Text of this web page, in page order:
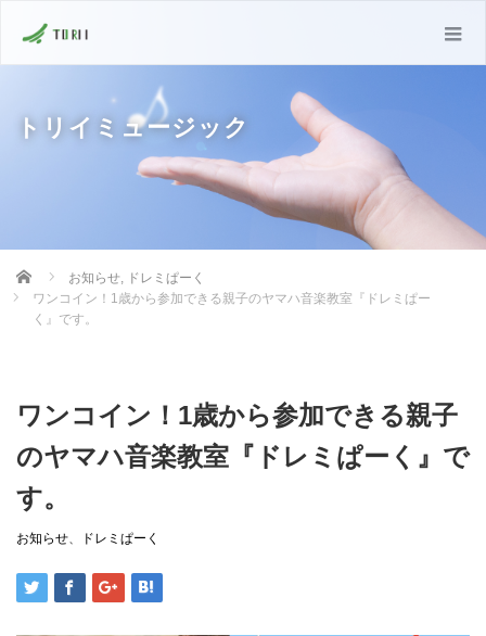
トリイミュージック
Home お知らせ, ドレミぱーく
ワンコイン！1歳から参加できる親子のヤマハ音楽教室『ドレミぱー
く』です。
ワンコイン！1歳から参加できる親子
のヤマハ音楽教室『ドレミぱーく』で
す。
お知らせ、 ドレミぱーく